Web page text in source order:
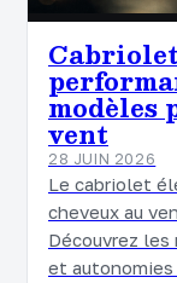
modèles
vent
28 JUIN 2026
Le cabriolet
cheveux au
Découvrez
et